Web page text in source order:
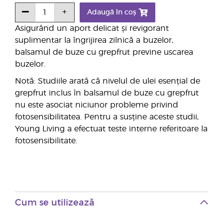
Asigurând un aport delicat și revigorant
suplimentar la îngrijirea zilnică a buzelor,
balsamul de buze cu grepfrut previne uscarea
buzelor.
Notă: Studiile arată că nivelul de ulei esențial de
grepfrut inclus în balsamul de buze cu grepfrut
nu este asociat niciunor probleme privind
fotosensibilitatea. Pentru a susține aceste studii,
Young Living a efectuat teste interne referitoare la
fotosensibilitate.
Adaugă în coș
Cum se utilizează